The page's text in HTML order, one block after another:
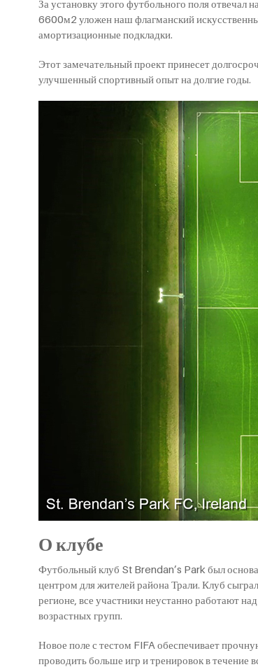
За установку этого футбольного поля
6600м2 уложен наш флагманский
амортизационные подкладки.
Этот замечательный проект принесет
улучшенный спортивный опыт на долгие годы.
О клубе
Футбольный клуб St Brendan’s Park был
центром для жителей района Трали. Клуб
регионе, все участники неустанно работают
возрастных групп.
Новое поле с тестом FIFA обеспечивает
проводить больше игр и тренировок в течение